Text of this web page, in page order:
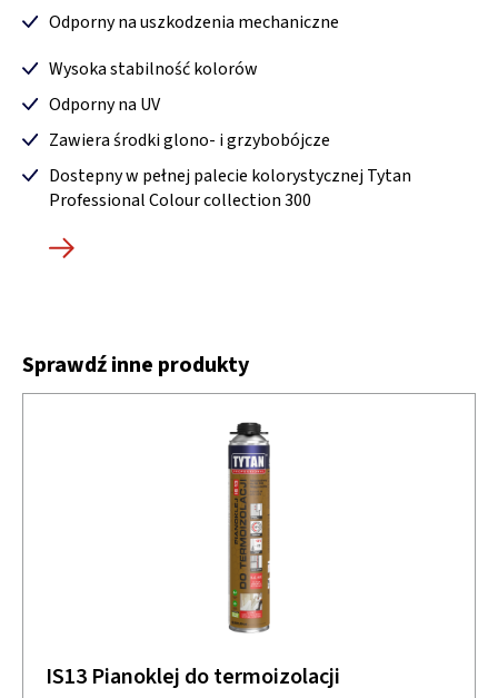
Odporny na uszkodzenia mechaniczne
Wysoka stabilność kolorów
Odporny na UV
Zawiera środki glono- i grzybobójcze
Dostepny w pełnej palecie kolorystycznej Tytan
Professional Colour collection 300
Sprawdź inne produkty
IS13 Pianoklej do termoizolacji